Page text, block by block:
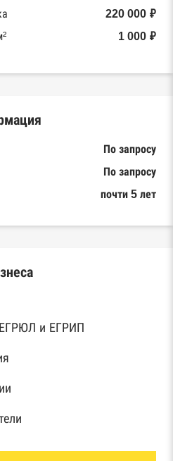
220 000 ₽
1 000 ₽
По запросу
По запросу
почти 5 лет
и ЕГРИП